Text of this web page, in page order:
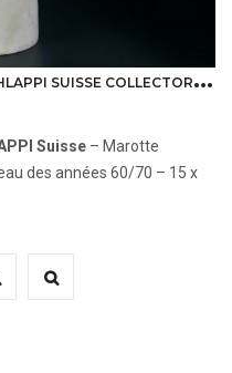
T
ÊTE DE MANNEQUIN FÉMININ SCHLAPPI SUISSE COLLECTOR RARE DES ANNÉES 60
Suisse – Marotte
des années 60/70 – 15 x